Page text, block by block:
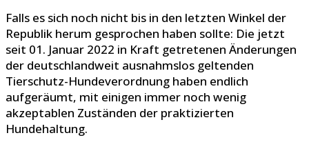
Falls es sich noch nicht bis in den letzten Winkel der
Republik herum gesprochen haben sollte: Die jetzt
seit 01. Januar 2022 in Kraft getretenen Änderungen
der deutschlandweit ausnahmslos geltenden
Tierschutz-Hundeverordnung haben endlich
aufgeräumt, mit einigen immer noch wenig
akzeptablen Zuständen der praktizierten
Hundehaltung.